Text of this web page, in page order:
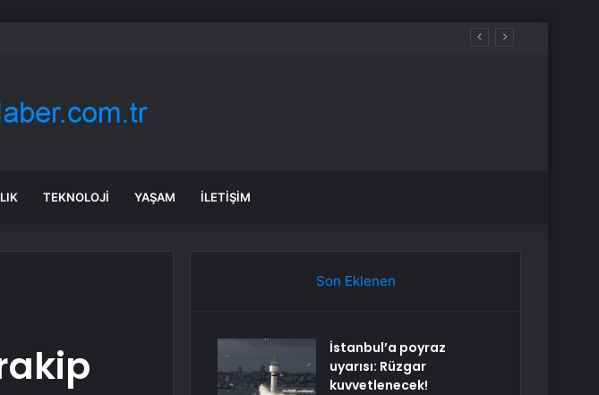
etti
TEKNOLOJI YAŞAM İLETIŞIM
Son Eklenen
İstanbul’a poyraz
uyarısı: Rüzgar
kuvvetlenecek!